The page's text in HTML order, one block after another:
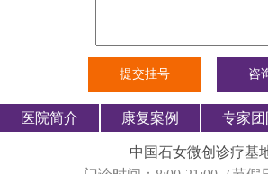
医院简介 康复案例 专家团
中国石女微创诊疗基